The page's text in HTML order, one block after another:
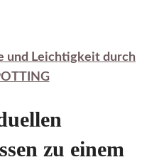
und Leichtigkeit durch
zu einem